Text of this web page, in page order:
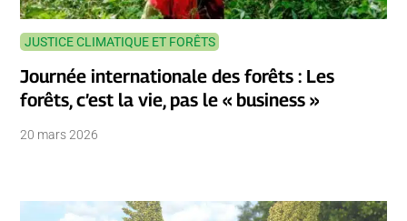
JUSTICE CLIMATIQUE ET FORÊTS
Journée internationale des forêts : Les
forêts, c’est la vie, pas le « business »
20 mars 2026